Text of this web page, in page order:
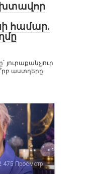
համար.
աստղերը
475 Просмотр